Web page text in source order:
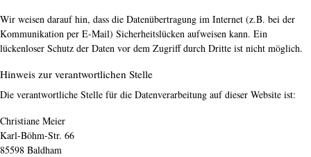
Wir weisen darauf hin, dass die Datenübertragung im Internet (z.B. bei der
Kommunikation per E-Mail) Sicherheitslücken aufweisen kann. Ein
lückenloser Schutz der Daten vor dem Zugriff durch Dritte ist nicht möglich.
Hinweis zur verantwortlichen Stelle
Die verantwortliche Stelle für die Datenverarbeitung auf dieser Website ist:
Christiane Meier
Karl-Böhm-Str. 66
85598 Baldham